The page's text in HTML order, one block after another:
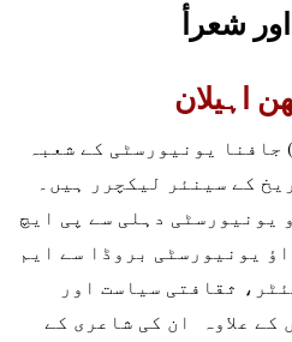
شعرأ
اہیلان
پکیاناتھن اہیلان (پیدائش ۱۹۷۰) جافنا یونیورسٹی کے شعبہ
کے سینئر لیکچرر ہیں۔
یونیورسٹی دہلی سے پی ایچ
یونیورسٹی بروڈا سے ایم
ثقافتی سیاست اور
کے علاوہ ان کی شاعری کے